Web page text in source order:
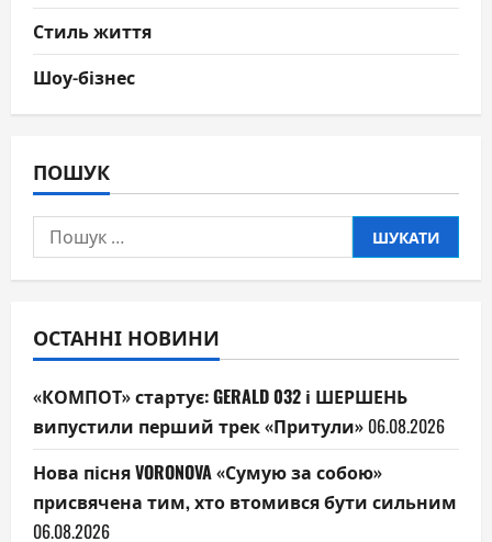
Стиль життя
Шоу-бізнес
ПОШУК
Пошук:
ОСТАННІ НОВИНИ
«КОМПОТ» стартує: GERALD 032 і ШЕРШЕНЬ
випустили перший трек «Притули» 06.08.2026
Нова пісня VORONOVA «Сумую за собою»
присвячена тим, хто втомився бути сильним
06.08.2026